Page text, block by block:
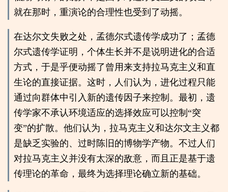
就在那时，重演论的合理性也受到了动摇。
在达尔文失败之处，孟德尔式遗传学成功了；孟德
尔式遗传学证明，个体生长并不是说明进化的合适
方式，于是乎便动摇了曾用来支持拉马克主义和直
生论的直接证据。这时，人们认为，进化过程只能
通过向群体中引入新的遗传因子来控制。最初，遗
传学家不承认环境适应的选择效应可以控制“突
变”的扩散。他们认为，拉马克主义和达尔文主义都
是缺乏实验的、过时陈旧的博物学产物。不过人们
对拉马克主义并没有太深的敌意，而且正是基于遗
传理论的革命，最终为选择理论确立新的基础。